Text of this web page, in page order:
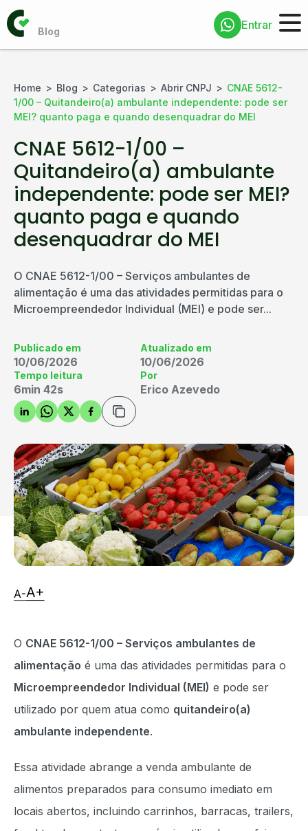
Entrar
Home Blog Categorias Abrir CNPJ
CNAE 5612-
1/00 – Quitandeiro(a) ambulante independente: pode ser
MEI? quanto paga e quando desenquadrar do MEI
CNAE 5612-1/00 –
Quitandeiro(a) ambulante
independente: pode ser MEI?
quanto paga e quando
desenquadrar do MEI
O CNAE 5612-1/00 – Serviços ambulantes de
alimentação é uma das atividades permitidas para o
Microempreendedor Individual (MEI) e pode ser...
Publicado em
10/06/2026
Atualizado em
10/06/2026
Tempo leitura
6min 42s
Por
Erico Azevedo
O CNAE 5612-1/00 – Serviços ambulantes de
alimentação é uma das atividades permitidas para o
Microempreendedor Individual (MEI) e pode ser
utilizado por quem atua como quitandeiro(a)
ambulante independente.
Essa atividade abrange a venda ambulante de
alimentos preparados para consumo imediato em
locais abertos, incluindo carrinhos, barracas, trailers,